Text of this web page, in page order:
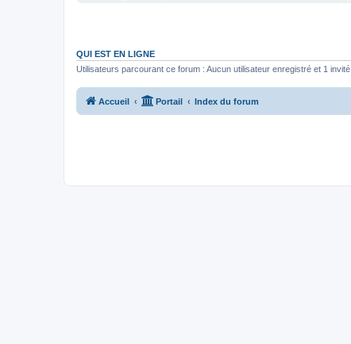
QUI EST EN LIGNE
Utilisateurs parcourant ce forum : Aucun utilisateur enregistré et 1 invité
Accueil Portail Index du forum